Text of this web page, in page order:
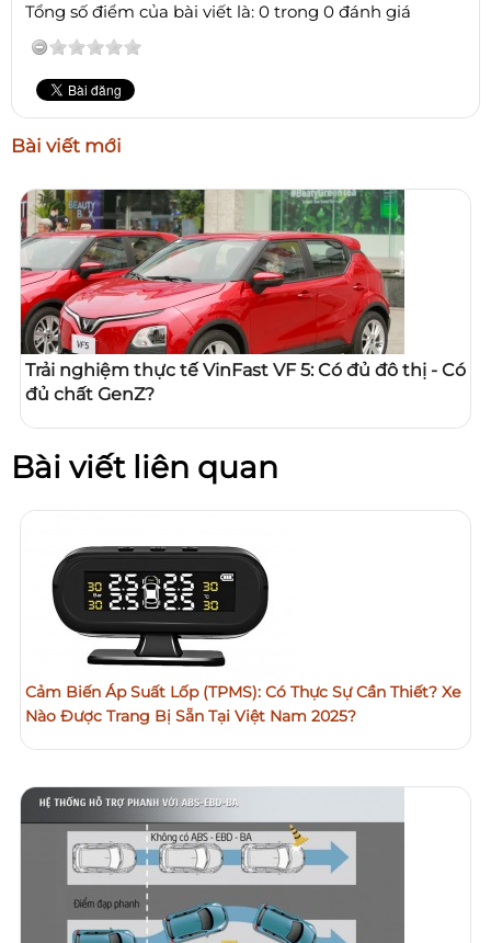
Tổng số điểm của bài viết là: 0 trong 0 đánh giá
Bài viết mới
Trải nghiệm thực tế VinFast VF 5: Có đủ đô thị - Có
đủ chất GenZ?
Bài viết liên quan
Cảm Biến Áp Suất Lốp (TPMS): Có Thực Sự Cần Thiết? Xe
Nào Được Trang Bị Sẵn Tại Việt Nam 2025?